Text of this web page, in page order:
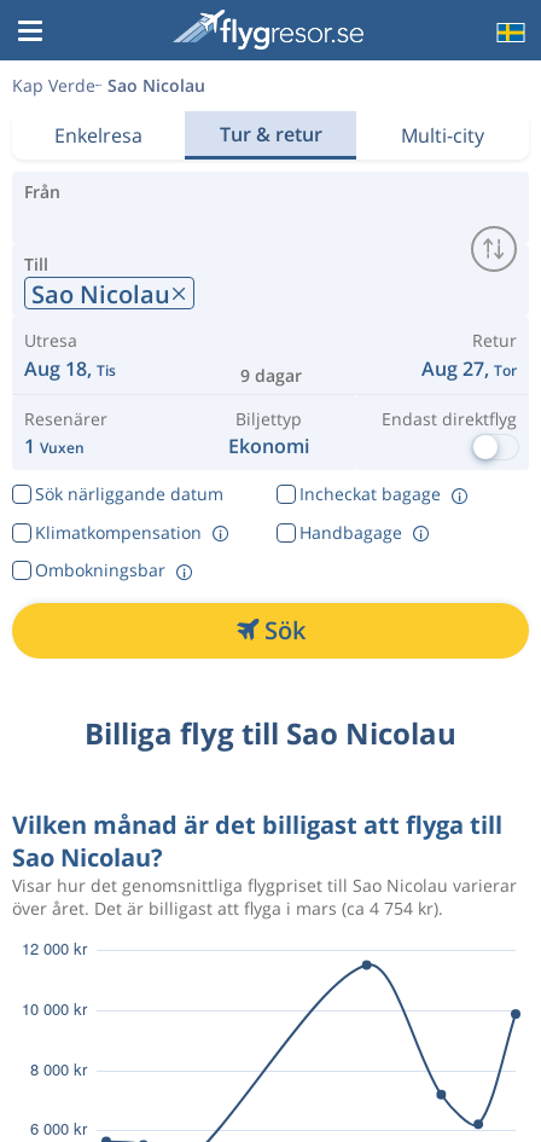
Kap Verde Sao Nicolau
Enkelresa Tur & retur Multi-city
Från
Till
Sao Nicolau
Utresa
Aug 18, Tis 9 dagar
Retur
Aug 27, Tor
Resenärer
1 Vuxen
Biljettyp
Ekonomi
Endast direktflyg
Sök närliggande datum
Incheckat bagage
Klimatkompensation
Ombokningsbar
Handbagage
Sök
Billiga flyg till Sao Nicolau
Vilken månad är det billigast att flyga till
Sao Nicolau?
Visar hur det genomsnittliga flygpriset till Sao Nicolau varierar
över året. Det är billigast att flyga i mars (ca 4 754 kr).